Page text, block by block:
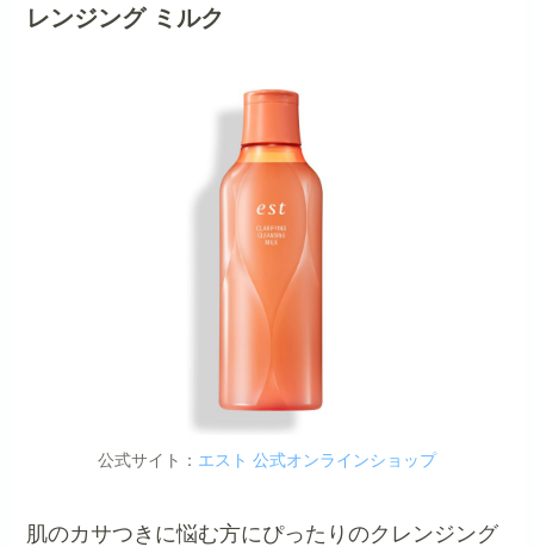
レンジング ミルク
公式サイト： エスト 公式オンラインショップ
肌のカサつきに悩む方にぴったりのクレンジング